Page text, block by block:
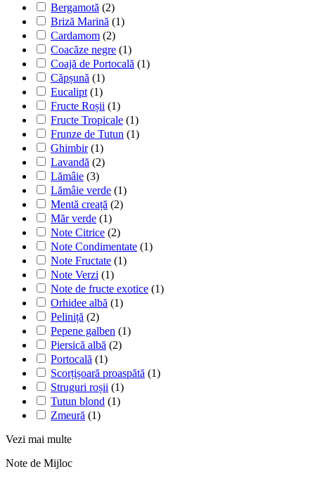
Bergamotă (2)
Briză Marină (1)
Cardamom (2)
Coacăze negre (1)
Coajă de Portocală (1)
Căpșună (1)
Eucalipt (1)
Fructe Roșii (1)
Fructe Tropicale (1)
Frunze de Tutun (1)
Ghimbir (1)
Lavandă (2)
Lămâie (3)
Lămâie verde (1)
Mentă creață (2)
Măr verde (1)
Note Citrice (2)
Note Condimentate (1)
Note Fructate (1)
Note Verzi (1)
Note de fructe exotice (1)
Orhidee albă (1)
Peliniță (2)
Pepene galben (1)
Piersică albă (2)
Portocală (1)
Scorțișoară proaspătă (1)
Struguri roșii (1)
Tutun blond (1)
Zmeură (1)
Vezi mai multe
Note de Mijloc